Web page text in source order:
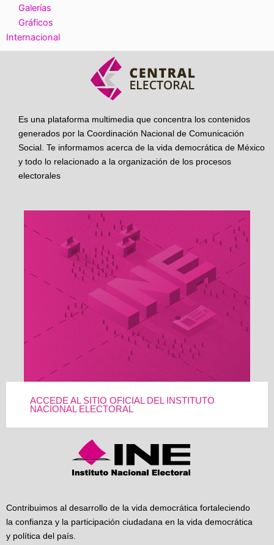
Galerías
Gráficos
Internacional
Es una plataforma multimedia que concentra los contenidos
generados por la Coordinación Nacional de Comunicación
Social. Te informamos acerca de la vida democrática de México
y todo lo relacionado a la organización de los procesos
electorales
ACCEDE AL SITIO OFICIAL DEL INSTITUTO
NACIONAL ELECTORAL
Contribuimos al desarrollo de la vida democrática fortaleciendo
la confianza y la participación ciudadana en la vida democrática
y política del país.